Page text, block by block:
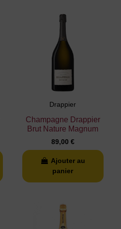
Drappier
Champagne Drappier
Brut Nature Magnum
89,00 €
Ajouter au
panier